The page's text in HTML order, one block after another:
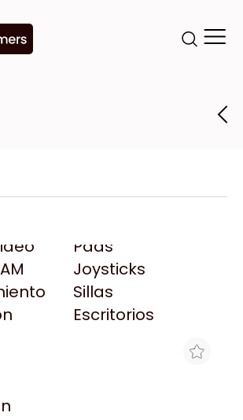
Pads
Joysticks
Sillas
Escritorios
THERMALTAKE VERSA
FAN*3 M-ATX